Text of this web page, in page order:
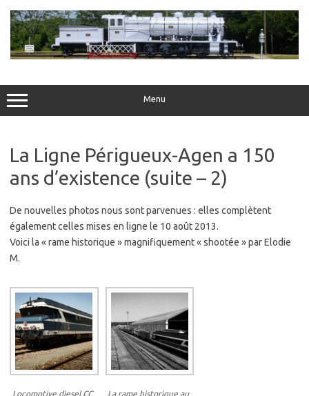
content
Menu
La Ligne Périgueux-Agen a 150
ans d’existence (suite – 2)
De nouvelles photos nous sont parvenues : elles complètent
également celles mises en ligne le 10 août 2013.
Voici la « rame historique » magnifiquement « shootée » par Elodie
M.
Locomotive diesel CC
La rame historique au